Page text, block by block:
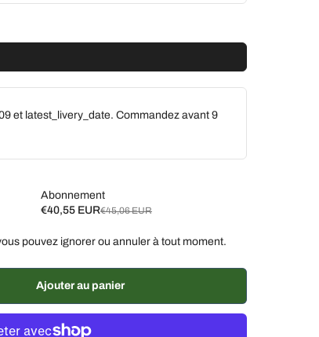
et latest_livery_date. Commandez avant 9
Abonnement
€40,55 EUR€45,06 EUR
pouvez ignorer ou annuler à tout moment.
Ajouter au panier